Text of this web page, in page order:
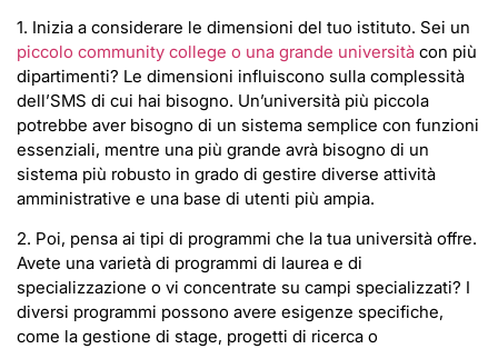
1. Inizia a considerare le dimensioni del tuo istituto. Sei un
piccolo community college o una grande università con più
dipartimenti? Le dimensioni influiscono sulla complessità
dell’SMS di cui hai bisogno. Un’università più piccola
potrebbe aver bisogno di un sistema semplice con funzioni
essenziali, mentre una più grande avrà bisogno di un
sistema più robusto in grado di gestire diverse attività
amministrative e una base di utenti più ampia.
2. Poi, pensa ai tipi di programmi che la tua università offre.
Avete una varietà di programmi di laurea e di
specializzazione o vi concentrate su campi specializzati? I
diversi programmi possono avere esigenze specifiche,
come la gestione di stage, progetti di ricerca o